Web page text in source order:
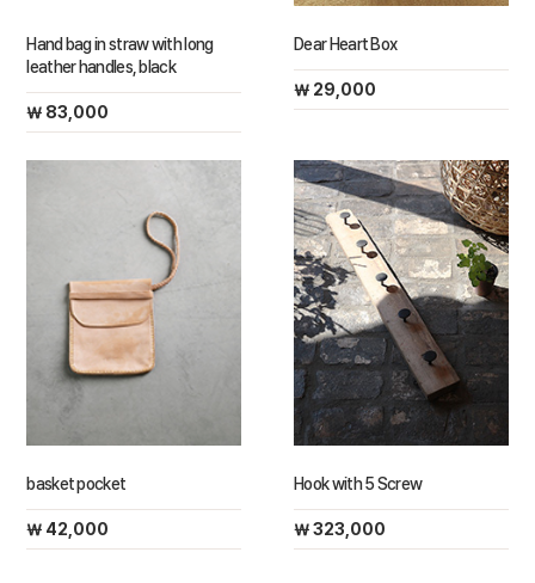
Hand bag in straw with long
leather handles, black
￦ 83,000
Dear Heart Box
￦ 29,000
basket pocket
￦ 42,000
Hook with 5 Screw
￦ 323,000